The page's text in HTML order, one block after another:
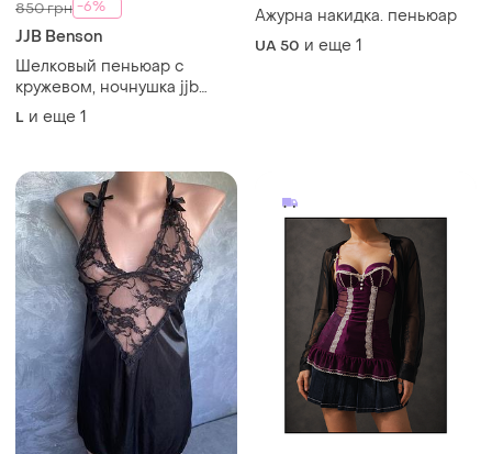
130 грн
150 грн -14%
Жіночий пеньюар s(36)8
1500 грн
La Senza
Женское белье / женское